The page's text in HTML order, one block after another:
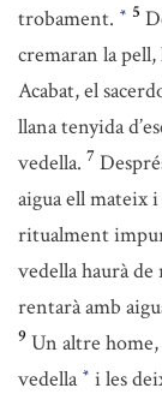
trobament. * 5
cremaran la pell,
Acabat, el
llana tenyida
vedella. 7
aigua ell mateix
ritualment
vedella haurà de
rentarà amb
9 Un altre
vedella * i les